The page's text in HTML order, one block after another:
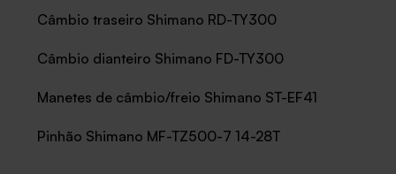
Câmbio traseiro Shimano RD-TY300
Câmbio dianteiro Shimano FD-TY300
Manetes de câmbio/freio Shimano ST-EF41
Pinhão Shimano MF-TZ500-7 14-28T